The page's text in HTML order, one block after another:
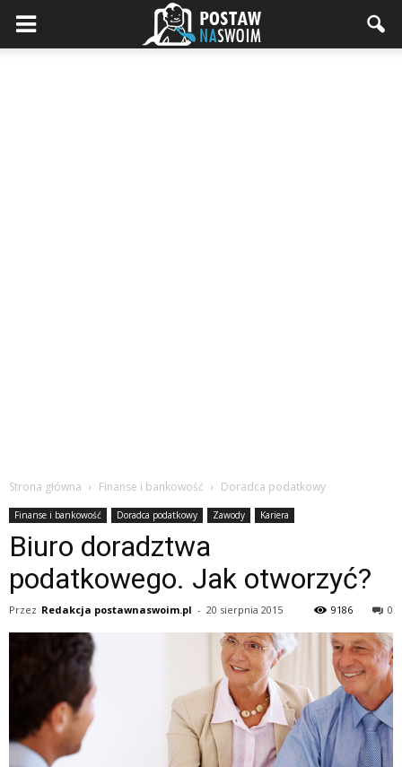
Strona główna Finanse i bankowość Doradca podatkowy
Finanse i bankowość Doradca podatkowy Zawody Kariera
Biuro doradztwa
podatkowego. Jak otworzyć?
Przez Redakcja postawnaswoim.pl - 20 sierpnia 2015 0
9186